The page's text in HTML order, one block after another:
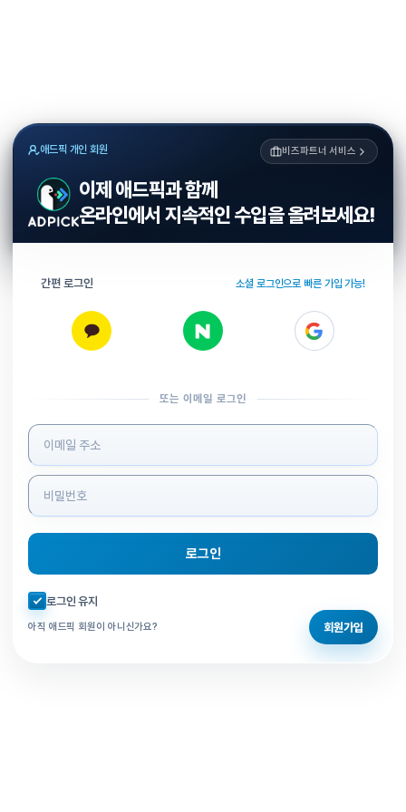
애드픽 개인 회원 비즈파트너 서비스
이제 애드픽과 함께
온라인에서 지속적인 수입을 올려보세요!
간편 로그인 소셜 로그인으로 빠른 가입 가능!
또는 이메일 로그인
로그인 정보 입력
로그인
자동로그인 체크
로그인 유지
아직 애드픽 회원이 아니신가요? 회원가입